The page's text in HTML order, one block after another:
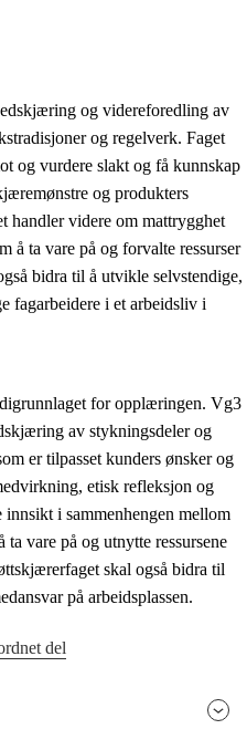
og videreforedling av
og regelverk. Faget
og vurdere slakt og få kunnskap
og produkters
handler videre om mattrygghet
å ta vare på og forvalte ressurser
bidra til å utvikle selvstendige,
fagarbeidere i et arbeidsliv i
for opplæringen. Vg3
av stykningsdeler og
er tilpasset kunders ønsker og
etisk refleksjon og
i sammenhengen mellom
vare på og utnytte ressursene
skal også bidra til
på arbeidsplassen.
del